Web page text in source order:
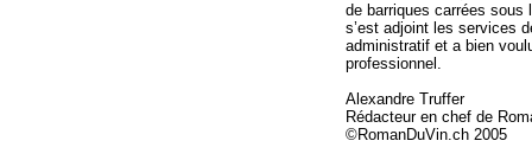
de barriques carrées sous
s’est adjoint les services
administratif et a bien
professionnel.
Alexandre Truffer
Rédacteur en chef de
©RomanDuVin.ch 2005